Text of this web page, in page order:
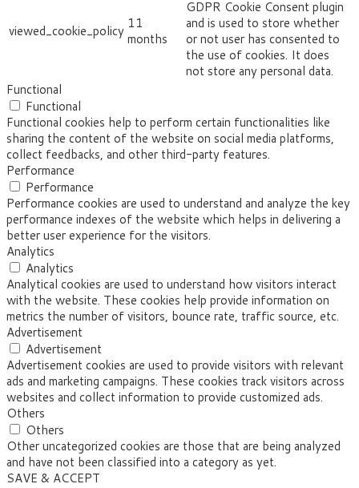
viewed_cookie_policy 11
months
GDPR Cookie Consent plugin
and is used to store whether
or not user has consented to
the use of cookies. It does
not store any personal data.
Functional
Functional
Functional cookies help to perform certain functionalities like
sharing the content of the website on social media platforms,
collect feedbacks, and other third-party features.
Performance
Performance
Performance cookies are used to understand and analyze the key
performance indexes of the website which helps in delivering a
better user experience for the visitors.
Analytics
Analytics
Analytical cookies are used to understand how visitors interact
with the website. These cookies help provide information on
metrics the number of visitors, bounce rate, traffic source, etc.
Advertisement
Advertisement
Advertisement cookies are used to provide visitors with relevant
ads and marketing campaigns. These cookies track visitors across
websites and collect information to provide customized ads.
Others
Others
Other uncategorized cookies are those that are being analyzed
and have not been classified into a category as yet.
SAVE & ACCEPT